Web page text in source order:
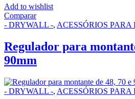
Add to wishlist
Comparar
- DRYWALL -, ACESSÓRIOS
Regulador para
90mm
- DRYWALL -, ACESSÓRIOS